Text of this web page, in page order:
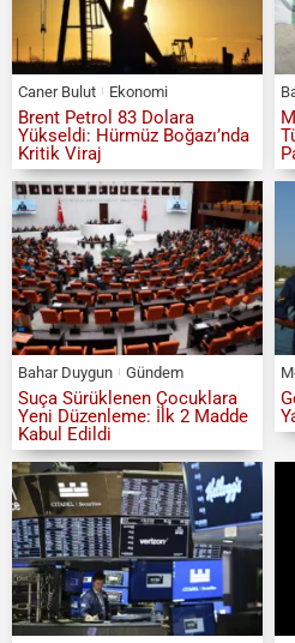
Caner Bulut Ekonomi
Brent Petrol 83 Dolara
Yükseldi: Hürmüz Boğazı’nda
Kritik Viraj
Bahar Duygun Gündem
Suça Sürüklenen Çocuklara
Yeni Düzenleme: İlk 2 Madde
Kabul Edildi